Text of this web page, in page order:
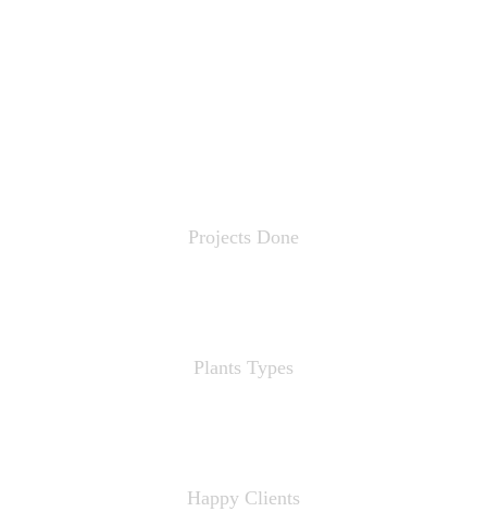
Projects Done
Plants Types
Happy Clients